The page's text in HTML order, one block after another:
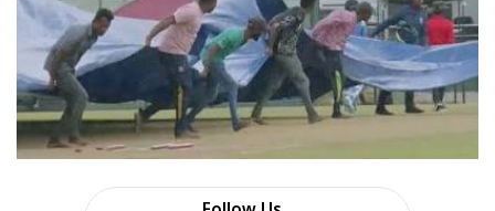
h
a